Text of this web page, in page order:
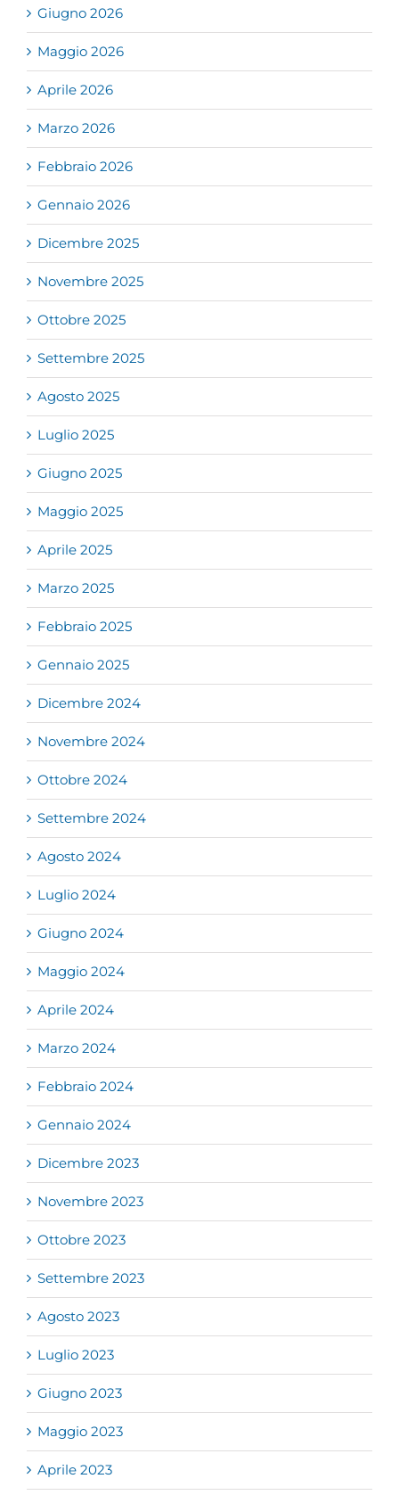
Giugno 2026
Maggio 2026
Aprile 2026
Marzo 2026
Febbraio 2026
Gennaio 2026
Dicembre 2025
Novembre 2025
Ottobre 2025
Settembre 2025
Agosto 2025
Luglio 2025
Giugno 2025
Maggio 2025
Aprile 2025
Marzo 2025
Febbraio 2025
Gennaio 2025
Dicembre 2024
Novembre 2024
Ottobre 2024
Settembre 2024
Agosto 2024
Luglio 2024
Giugno 2024
Maggio 2024
Aprile 2024
Marzo 2024
Febbraio 2024
Gennaio 2024
Dicembre 2023
Novembre 2023
Ottobre 2023
Settembre 2023
Agosto 2023
Luglio 2023
Giugno 2023
Maggio 2023
Aprile 2023